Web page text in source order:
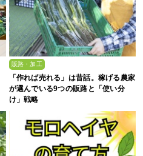
販路・加工
「作れば売れる」は昔話。稼げる農家
が選んでいる9つの販路と「使い分
け」戦略